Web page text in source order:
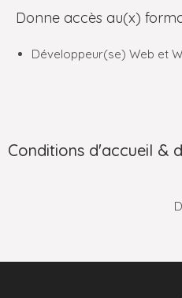
Donne accès au(x)
Développeur(se) Web et
Conditions d'accueil &